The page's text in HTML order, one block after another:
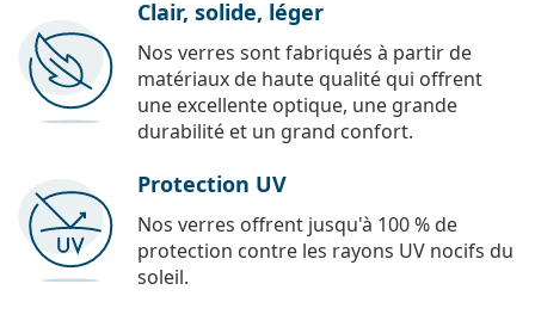
Clair, solide, léger
Nos verres sont fabriqués à partir de
matériaux de haute qualité qui offrent
une excellente optique, une grande
durabilité et un grand confort.
Protection UV
Nos verres offrent jusqu'à 100 % de
protection contre les rayons UV nocifs du
soleil.